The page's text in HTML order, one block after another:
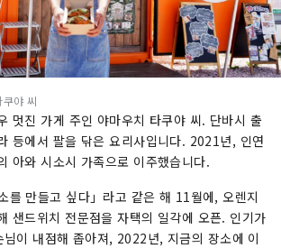
야 씨
멋진 가게 주인 야마우치 타쿠야 씨. 단바시 출
등에서 팔을 닦은 요리사입니다. 2021년, 인연
아와 시소시 가족으로 이주했습니다.
를 만들고 싶다」라고 같은 해 11월에, 오렌지
샌드위치 전문점을 자택의 일각에 오픈. 인기가
이 내점해 좁아져, 2022년, 지금의 장소에 이